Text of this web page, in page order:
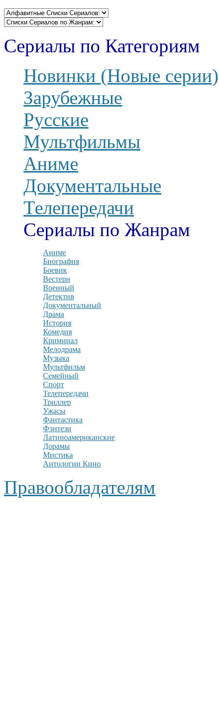
Сериалы по Категориям
Новинки (Новые серии)
Зарубежные
Русские
Мультфильмы
Аниме
Документальные
Телепередачи
Сериалы по Жанрам
Аниме
Биография
Боевик
Вестерн
Военный
Детектив
Документальный
Драма
История
Комедия
Криминал
Мелодрама
Музыка
Мультфильм
Семейный
Спорт
Телепередачи
Триллер
Ужасы
Фантастика
Фэнтези
Латиноамериканские
Дорамы
Мистика
Антологии Кино
Правообладателям